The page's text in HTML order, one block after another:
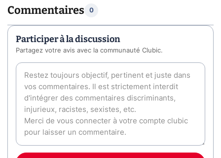
Commentaires 0
Participer à la discussion
Partagez votre avis avec la communauté Clubic.